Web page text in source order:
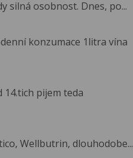
silná osobnost. Dnes, po...
konzumace 1litra vína
pijem teda
Wellbutrin, dlouhodobe...